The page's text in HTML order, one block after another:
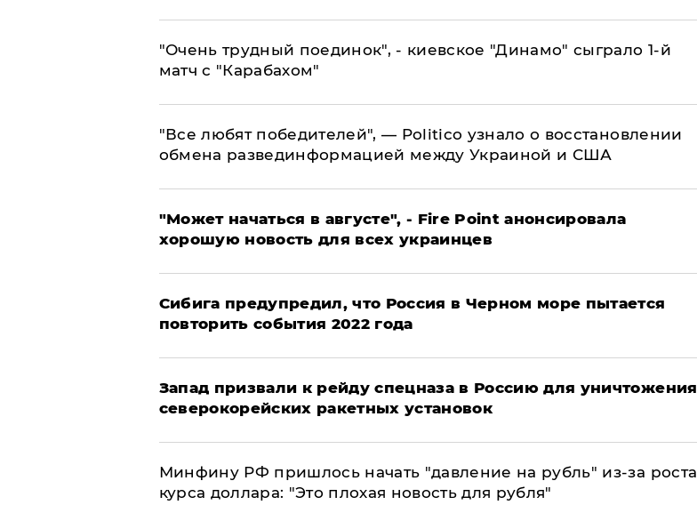
"Очень трудный поединок", - киевское "Динамо" сыграло 1-й
матч с "Карабахом"
​"Все любят победителей", — Politico узнало о восстановлении
обмена развединформацией между Украиной и США
"Может начаться в августе", - Fire Point анонсировала
хорошую новость для всех украинцев
Сибига предупредил, что Россия в Черном море пытается
повторить события 2022 года
Запад призвали к рейду спецназа в Россию для уничтожения
северокорейских ракетных установок
Минфину РФ пришлось начать "давление на рубль" из-за роста
курса доллара: "Это плохая новость для рубля"